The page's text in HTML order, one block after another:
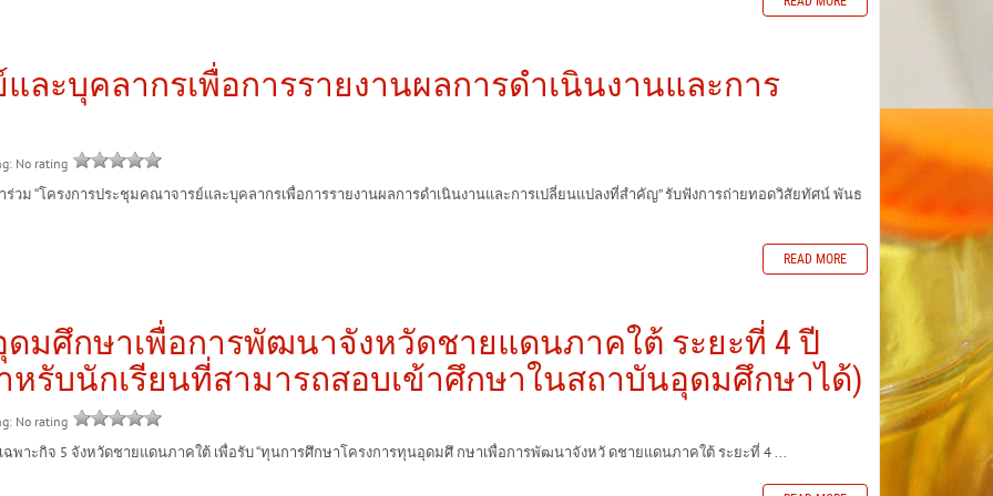
ละบุคลากรเพื่อการรายงานผลการดำเนินงานและการ
No rating
โครงการประชุมคณาจารย์และบุคลากรเพื่อการรายงานผลการดำเนินงานและการเปลี่ยนแปลงที่สำคัญ” รับฟังการถ่ายทอดวิสัยทัศน์ พันธ
READ MORE
มศึกษาเพื่อการพัฒนาจังหวัดชายแดนภาคใต้ ระยะที่ 4 ปี
หรับนักเรียนที่สามารถสอบเข้าศึกษาในสถาบันอุดมศึกษาได้)
No rating
จ 5 จังหวัดชายแดนภาคใต้ เพื่อรับ “ทุนการศึกษาโครงการทุนอุดมศึ กษาเพื่อการพัฒนาจังหวั ดชายแดนภาคใต้ ระยะที่ 4 ...